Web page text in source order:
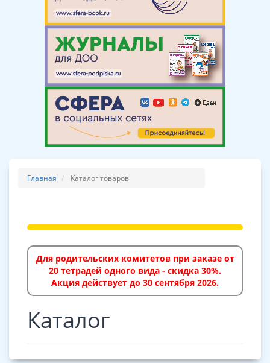
Главная Каталог товаров
Для родительских комитетов при заказе от
20 тетрадей одного вида - скидка 30%.
Акция действует до 30 сентября 2026.
Каталог